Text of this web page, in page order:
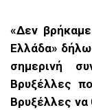
«Δεν
Ελλάδα»
σημερινή
Βρυξέλλες
Βρυξέλλες να